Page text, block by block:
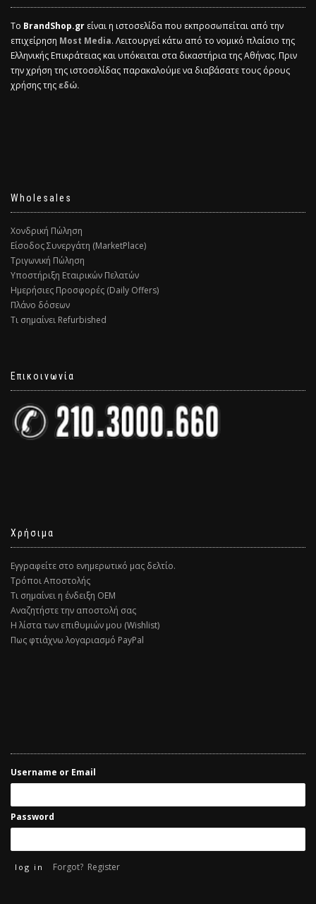
Το BrandShop.gr είναι η ιστοσελίδα που εκπροσωπείται από την
επιχείρηση Most Media. Λειτουργεί κάτω από το νομικό πλαίσιο της
Ελληνικής Επικράτειας και υπόκειται στα δικαστήρια της Αθήνας. Πριν
την χρήση της ιστοσελίδας παρακαλούμε να διαβάσατε τους όρους
χρήσης τηςεδώ.
Wholesales
Χονδρική Πώληση
Είσοδος Συνεργάτη (MarketPlace)
Τριγωνική Πώληση
Υποστήριξη Εταιρικών Πελατών
Ημερήσιες Προσφορές (Daily Offers)
Πλάνο δόσεων
Τι σημαίνει Refurbished
Επικοινωνία
Χρήσιμα
Εγγραφείτε στο ενημερωτικό μας δελτίο.
Τρόποι Αποστολής
Τι σημαίνει η ένδειξη ΟΕΜ
Αναζητήστε την αποστολή σας
Η λίστα των επιθυμιών μου (Wishlist)
Πως φτιάχνω λογαριασμό PayPal
Username or Email
Password
Forgot? Register